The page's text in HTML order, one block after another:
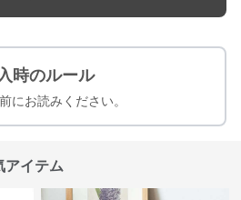
時のルール
にお読みください。
アイテム